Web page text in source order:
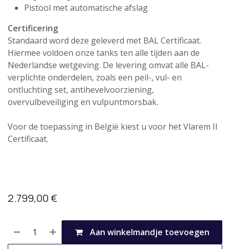
Pistool met automatische afslag
Certificering
Standaard word deze geleverd met BAL Certificaat.
Hiermee voldoen onze tanks ten alle tijden aan de
Nederlandse wetgeving. De levering omvat alle BAL-
verplichte onderdelen, zoals een peil-, vul- en
ontluchting set, antihevelvoorziening,
overvulbeveiliging en vulpuntmorsbak.
Voor de toepassing in België kiest u voor het Vlarem II
Certificaat.
2.799,00€
Aan winkelmandje toevoegen